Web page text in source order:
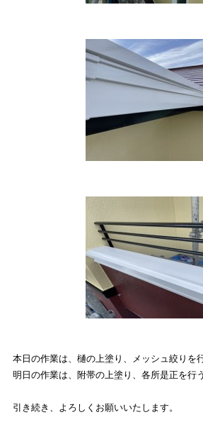
本日の作業は、 樋の上塗り、メッシュ絞り を
明日の作業は、附帯の上塗り、各所是正を行
引き続き、よろしくお願いいたします。